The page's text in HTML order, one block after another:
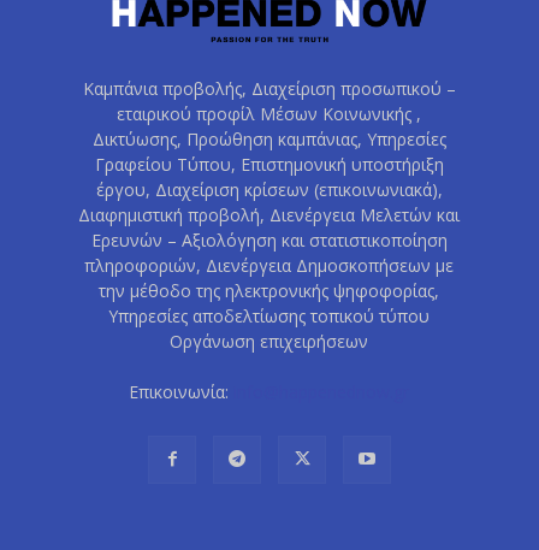
Καμπάνια προβολής, Διαχείριση προσωπικού –
εταιρικού προφίλ Μέσων Κοινωνικής ,
Δικτύωσης, Προώθηση καμπάνιας, Υπηρεσίες
Γραφείου Τύπου, Επιστημονική υποστήριξη
έργου, Διαχείριση κρίσεων (επικοινωνιακά),
Διαφημιστική προβολή, Διενέργεια Μελετών και
Ερευνών – Αξιολόγηση και στατιστικοποίηση
πληροφοριών, Διενέργεια Δημοσκοπήσεων με
την μέθοδο της ηλεκτρονικής ψηφοφορίας,
Υπηρεσίες αποδελτίωσης τοπικού τύπου
Οργάνωση επιχειρήσεων
Επικοινωνία: